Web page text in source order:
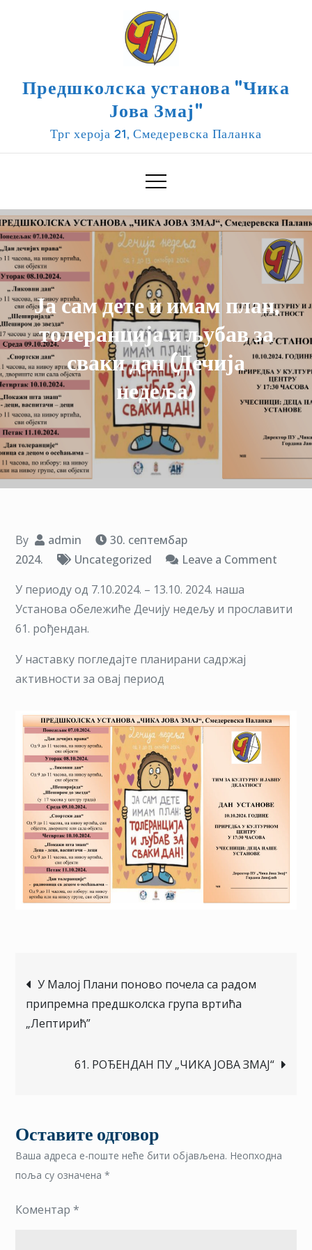
Предшколска установа "Чика
Јова Змај"
Трг хероја 21, Смедеревска Паланка
Ја сам дете и имам план,
толеранција и љубав за
сваки дан (Дечија
недеља)
By admin
30. септембар
2024.
Uncategorized Leave a Comment
дете
и
У периоду од 7.10.2024. – 13.10. 2024. наша
Установа обележиће Дечију недељу и прославити
61. рођендан.
У наставку погледајте планирани садржај
активности за овај период
Кретање
чланка
У Малој Плани поново почела са радом
припремна предшколска група вртића
„Лептирић”
61. РОЂЕНДАН ПУ „ЧИКА ЈОВА ЗМАЈ“
Оставите одговор
Ваша адреса е-поште неће бити објављена. Неопходна
поља су означена*
Коментар*